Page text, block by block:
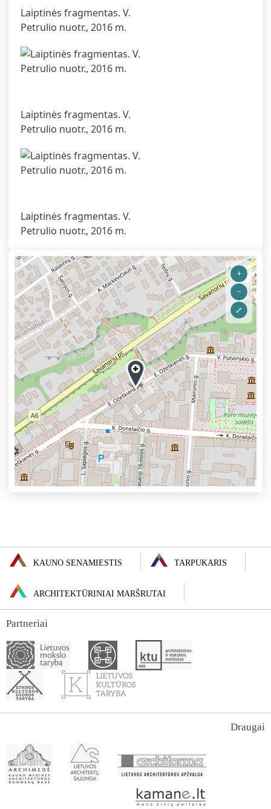
Laiptinės fragmentas. V.
Petrulio nuotr., 2016 m.
Laiptinės fragmentas. V.
Petrulio nuotr., 2016 m.
Laiptinės fragmentas. V.
Petrulio nuotr., 2016 m.
+
–
⤢
KAUNO SENAMIESTIS TARPUKARIS
ARCHITEKTŪRINIAI MARŠRUTAI
Partneriai
Draugai